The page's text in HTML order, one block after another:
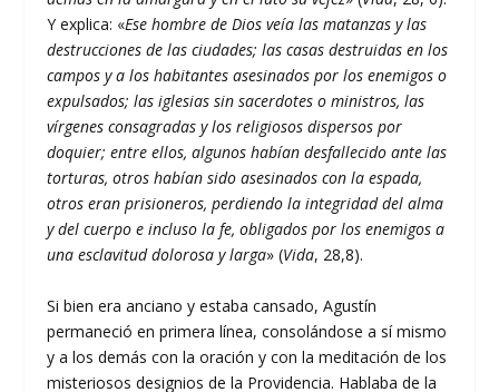
Y explica: «Ese hombre de Dios veía las matanzas y las
destrucciones de las ciudades; las casas destruidas en los
campos y a los habitantes asesinados por los enemigos o
expulsados; las iglesias sin sacerdotes o ministros, las
vírgenes consagradas y los religiosos dispersos por
doquier; entre ellos, algunos habían desfallecido ante las
torturas, otros habían sido asesinados con la espada,
otros eran prisioneros, perdiendo la integridad del alma
y del cuerpo e incluso la fe, obligados por los enemigos a
una esclavitud dolorosa y larga» (Vida, 28,8).
Si bien era anciano y estaba cansado, Agustín
permaneció en primera línea, consolándose a sí mismo
y a los demás con la oración y con la meditación de los
misteriosos designios de la Providencia. Hablaba de la